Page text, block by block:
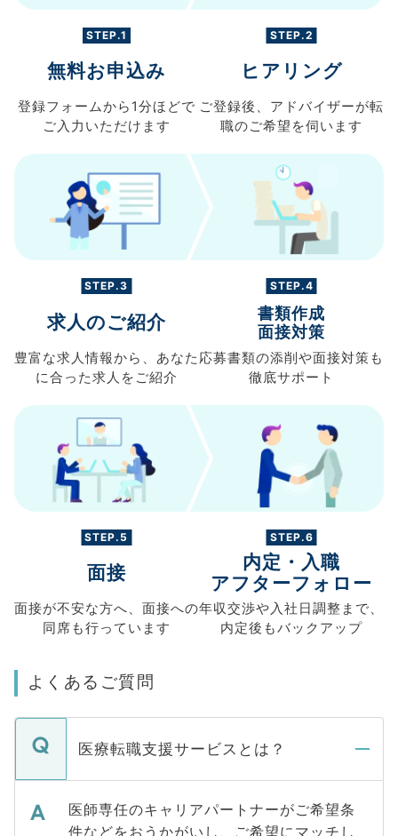
STEP.1
無料お申込み
登録フォームから 1分ほどで
ご入力 いただけます
STEP.2
ヒアリング
ご登録後、 アドバイザーが転
職のご希望を伺います
STEP.3
求人のご紹介
豊富な求人情報から、 あなた
に合った求人を ご紹介
STEP.4
書類作成
面接対策
応募書類の添削や面接対策も
徹底サポート
STEP.5
面接
面接が不安な方へ、 面接への
同席も行っています
STEP.6
内定・入職
アフターフォロー
年収交渉や入社日調整まで、
内定後もバックアップ
よくあるご質問
医療転職支援サービスとは？
医師専任のキャリアパートナーがご希望条
件などをおうかがいし、ご希望にマッチし